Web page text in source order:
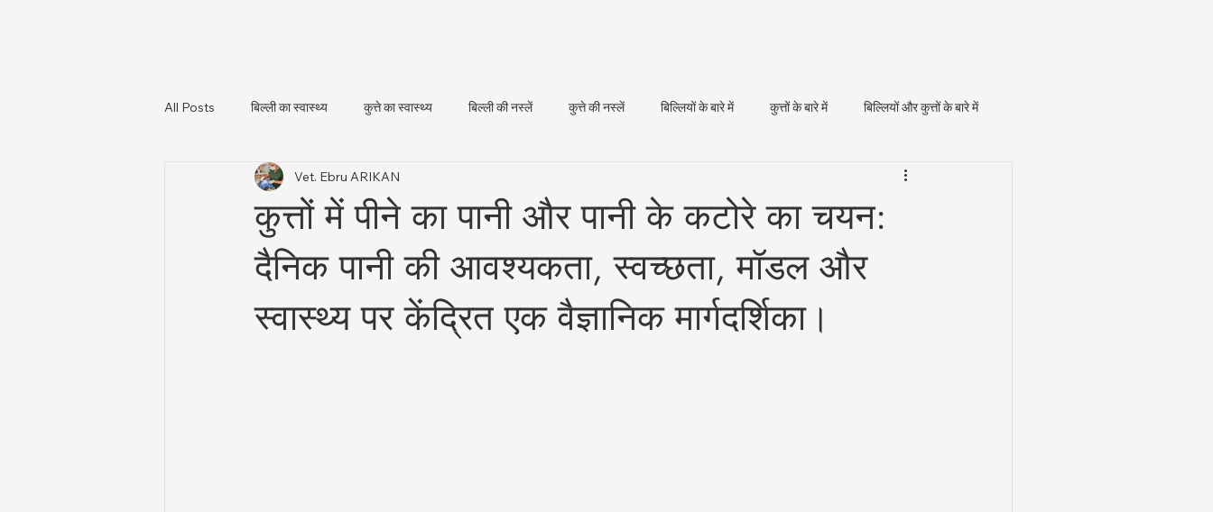
All Posts बिल्ली का स्वास्थ्य कुत्ते का स्वास्थ्य बिल्ली की नस्लें कुत्ते की नस्लें बिल्लियों के बारे में कुत्तों के बारे में बिल्लियों और कुत्तों के बारे में
पशु स्वास्थ्य और नियामकीय अपडेट पशुधन स्वास्थ्य
कुत्तों में पीने का पानी और पानी के कटोरे का चयन:
दैनिक पानी की आवश्यकता, स्वच्छता, मॉडल और
स्वास्थ्य पर केंद्रित एक वैज्ञानिक मार्गदर्शिका।
Vet. Ebru ARIKAN